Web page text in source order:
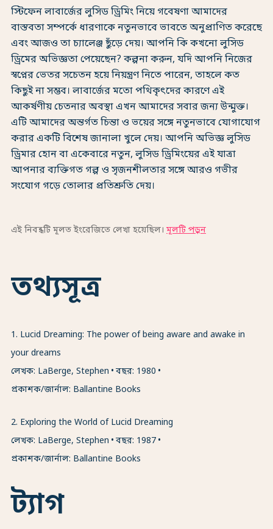
স্টিফেন লাবার্জের লুসিড ড্রিমিং নিয়ে গবেষণা আমাদের
বাস্তবতা সম্পর্কে ধারণাকে নতুনভাবে ভাবতে অনুপ্রাণিত করেছে
এবং আজও তা চ্যালেঞ্জ ছুঁড়ে দেয়। আপনি কি কখনো লুসিড
ড্রিমের অভিজ্ঞতা পেয়েছেন? কল্পনা করুন, যদি আপনি নিজের
স্বপ্নের ভেতর সচেতন হয়ে নিয়ন্ত্রণ নিতে পারেন, তাহলে কত
কিছুই না সম্ভব। লাবার্জের মতো পথিকৃৎদের কারণে এই
আকর্ষণীয় চেতনার অবস্থা এখন আমাদের সবার জন্য উন্মুক্ত।
এটি আমাদের অন্তর্গত চিন্তা ও ভয়ের সঙ্গে নতুনভাবে যোগাযোগ
করার একটি বিশেষ জানালা খুলে দেয়। আপনি অভিজ্ঞ লুসিড
ড্রিমার হোন বা একেবারে নতুন, লুসিড ড্রিমিংয়ের এই যাত্রা
আপনার ব্যক্তিগত গল্প ও সৃজনশীলতার সঙ্গে আরও গভীর
সংযোগ গড়ে তোলার প্রতিশ্রুতি দেয়।
এই নিবন্ধটি মূলত ইংরেজিতে লেখা হয়েছিল। মূলটি পড়ুন
তথ্যসূত্র
1. Lucid Dreaming: The power of being aware and awake in
your dreams
লেখক: LaBerge, Stephen
বছর: 1980
প্রকাশক/জার্নাল: Ballantine Books
2. Exploring the World of Lucid Dreaming
লেখক: LaBerge, Stephen
বছর: 1987
প্রকাশক/জার্নাল: Ballantine Books
ট্যাগ